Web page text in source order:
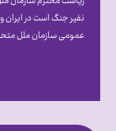
عمومی سازمان ملل متحد در سال ۲۰۰۷، روز ۲